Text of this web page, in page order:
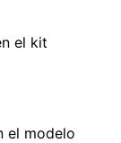
el kit
el modelo